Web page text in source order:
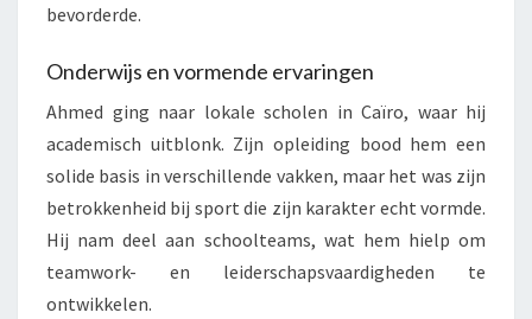
bevorderde.
Onderwijs en vormende ervaringen
Ahmed ging naar lokale scholen in Caïro, waar hij
academisch uitblonk. Zijn opleiding bood hem een
solide basis in verschillende vakken, maar het was zijn
betrokkenheid bij sport die zijn karakter echt vormde.
Hij nam deel aan schoolteams, wat hem hielp om
teamwork- en leiderschapsvaardigheden te
ontwikkelen.